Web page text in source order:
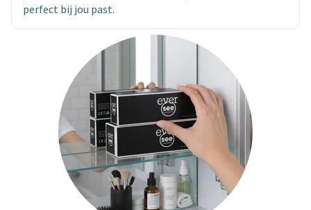
perfect bij jou past.